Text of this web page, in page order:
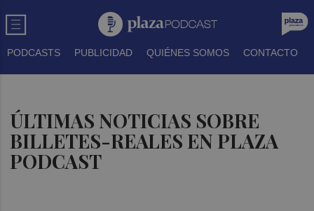
PODCASTS PUBLICIDAD QUIÉNES SOMOS CONTACTO
ÚLTIMAS NOTICIAS SOBRE
BILLETES-REALES EN PLAZA
PODCAST